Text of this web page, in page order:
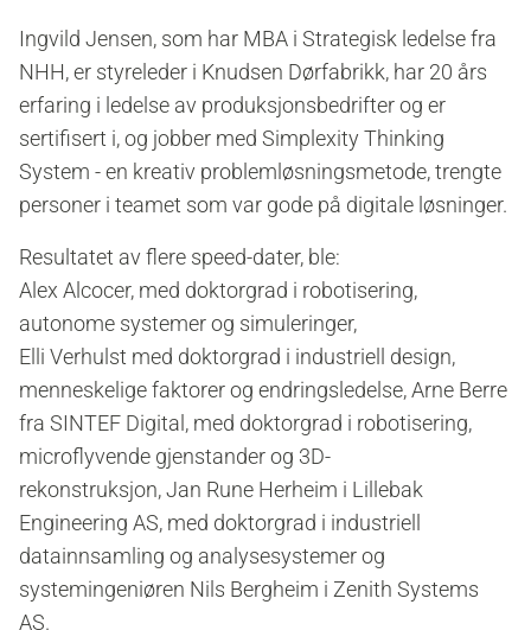
Ingvild Jensen, som har MBA i Strategisk ledelse fra
NHH, er styreleder i Knudsen Dørfabrikk, har 20 års
erfaring i ledelse av produksjonsbedrifter og er
sertifisert i, og jobber med Simplexity Thinking
System - en kreativ problemløsningsmetode, trengte
personer i teamet som var gode på digitale løsninger.
Resultatet av flere speed-dater, ble:
Alex Alcocer, med doktorgrad i robotisering,
autonome systemer og simuleringer,
Elli Verhulst med doktorgrad i industriell design,
menneskelige faktorer og endringsledelse,Arne Berre
fra SINTEF Digital, med doktorgrad i robotisering,
microflyvende gjenstander og 3D-
rekonstruksjon,Jan Rune Herheim i Lillebak
Engineering AS, med doktorgrad i industriell
datainnsamling og analysesystemer og
systemingeniøren Nils Bergheim i Zenith Systems
AS.